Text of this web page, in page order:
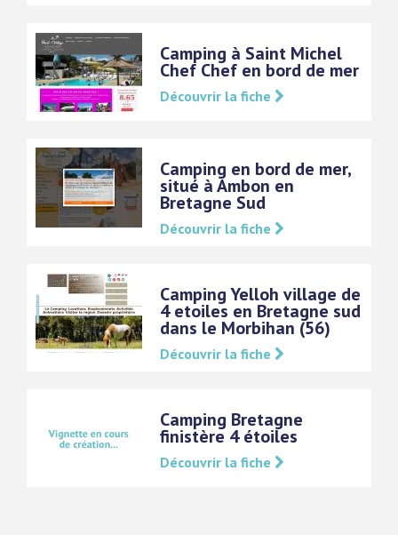
Camping à Saint Michel
Chef Chef en bord de mer
Découvrir la fiche
Camping en bord de mer,
situé à Ambon en
Bretagne Sud
Découvrir la fiche
Camping Yelloh village de
4 etoiles en Bretagne sud
dans le Morbihan (56)
Découvrir la fiche
Camping Bretagne
finistère 4 étoiles
Découvrir la fiche